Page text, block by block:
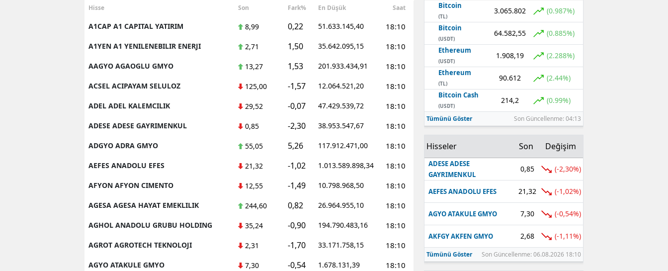
Hisse Son Fark% En Düşük Saat
A1CAP A1 CAPITAL YATIRIM 8,99 0,22 51.633.145,40 18:10
A1YEN A1 YENILENEBILIR ENERJI 2,71 1,50 35.642.095,15 18:10
AAGYO AGAOGLU GMYO 13,27 1,53 201.933.434,91 18:10
ACSEL ACIPAYAM SELULOZ 125,00 -1,57 12.064.521,20 18:10
ADEL ADEL KALEMCILIK 29,52 -0,07 47.429.539,72 18:10
ADESE ADESE GAYRIMENKUL 0,85 -2,30 38.953.547,67 18:10
ADGYO ADRA GMYO 55,05 5,26 117.912.471,00 18:10
AEFES ANADOLU EFES 21,32 -1,02 1.013.589.898,34 18:10
AFYON AFYON CIMENTO 12,55 -1,49 10.798.968,50 18:10
AGESA AGESA HAYAT EMEKLILIK 244,60 0,82 26.964.955,10 18:10
AGHOL ANADOLU GRUBU HOLDING 35,24 -0,90 194.790.483,16 18:10
AGROT AGROTECH TEKNOLOJI 2,31 -1,70 33.171.758,15 18:10
AGYO ATAKULE GMYO 7,30 -0,54 1.678.131,39 18:10
Bitcoin
(TL)
3.065.802 (0.987%)
Bitcoin
(USDT)
64.582,55 (0.885%)
Ethereum
(USDT)
1.908,19 (2.288%)
Ethereum
(TL)
90.612 (2.44%)
Bitcoin Cash
(USDT)
214,2 (0.99%)
Tümünü Göster Son Güncellenme: 04:13
Hisseler Son Değişim
ADESE ADESE
GAYRIMENKUL
0,85 (-2,30%)
AEFES ANADOLU EFES 21,32 (-1,02%)
AGYO ATAKULE GMYO 7,30 (-0,54%)
AKFGY AKFEN GMYO 2,68 (-1,11%)
Tümünü Göster Son Güncellenme: 06.08.2026 18:10